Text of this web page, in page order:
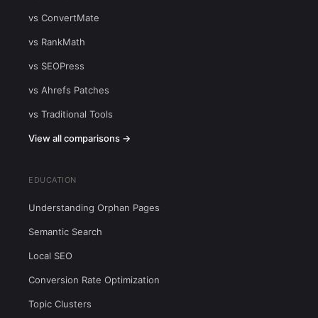
vs ConvertMate
vs RankMath
vs SEOPress
vs Ahrefs Patches
vs Traditional Tools
View all comparisons →
EDUCATION
Understanding Orphan Pages
Semantic Search
Local SEO
Conversion Rate Optimization
Topic Clusters